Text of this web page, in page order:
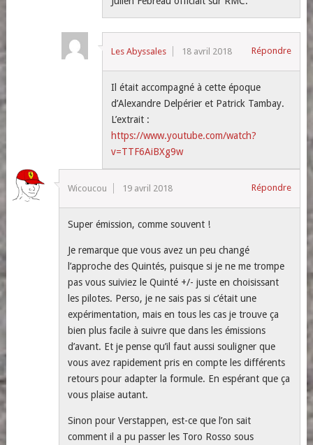
Les Abyssales 18 avril 2018 Répondre
Il était accompagné à cette époque
d’Alexandre Delpérier et Patrick Tambay.
L’extrait :
https://www.youtube.com/watch?
v=TTF6AiBXg9w
Wicoucou 19 avril 2018 Répondre
Super émission, comme souvent !
Je remarque que vous avez un peu changé
l’approche des Quintés, puisque si je ne me trompe
pas vous suiviez le Quinté +/- juste en choisissant
les pilotes. Perso, je ne sais pas si c’était une
expérimentation, mais en tous les cas je trouve ça
bien plus facile à suivre que dans les émissions
d’avant. Et je pense qu’il faut aussi souligner que
vous avez rapidement pris en compte les différents
retours pour adapter la formule. En espérant que ça
vous plaise autant.
Sinon pour Verstappen, est-ce que l’on sait
comment il a pu passer les Toro Rosso sous